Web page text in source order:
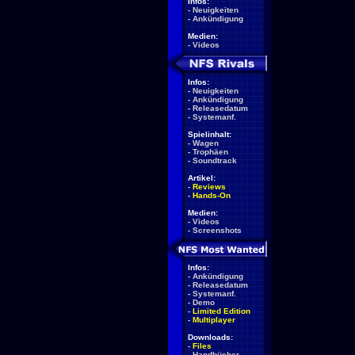
- Neuigkeiten
- Ankündigung
Medien:
- Videos
Infos:
- Neuigkeiten
- Ankündigung
- Releasedatum
- Systemanf.
Spielinhalt:
- Wagen
- Trophäen
- Soundtrack
Artikel:
- Reviews
- Hands-On
Medien:
- Videos
- Screenshots
Infos:
- Ankündigung
- Releasedatum
- Systemanf.
- Demo
- Limited Edition
- Multiplayer
Downloads:
- Files